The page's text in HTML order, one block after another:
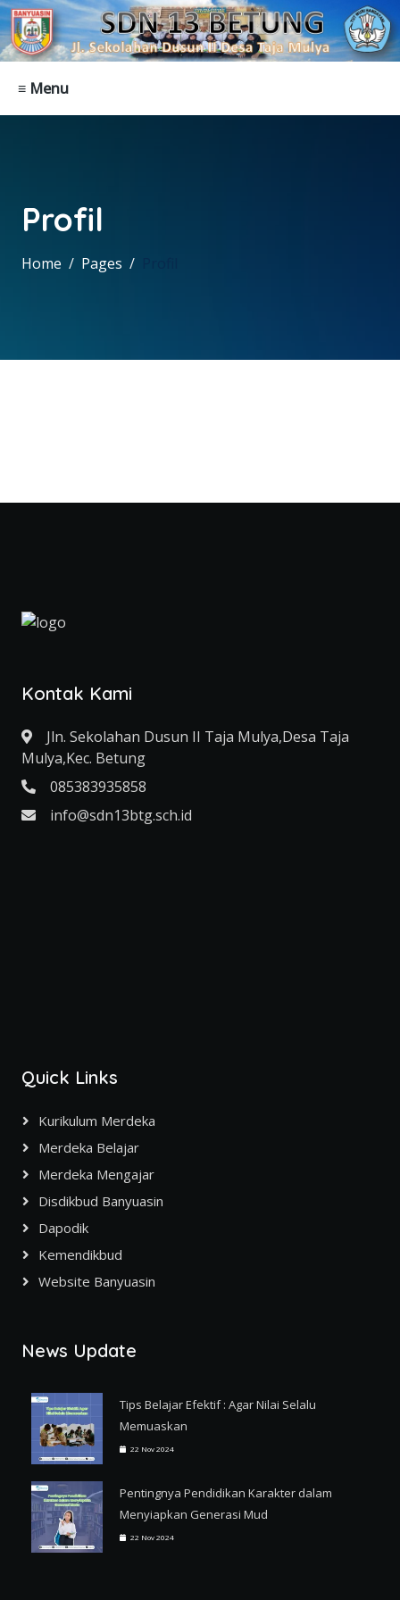
≡ Menu
Profil
Home Pages
Kontak Kami
Jln. Sekolahan Dusun II Taja Mulya,Desa Taja
Mulya,Kec. Betung
085383935858
info@sdn13btg.sch.id
Quick Links
Kurikulum Merdeka
Merdeka Belajar
Merdeka Mengajar
Disdikbud Banyuasin
Dapodik
Kemendikbud
Website Banyuasin
News Update
Tips Belajar Efektif : Agar Nilai Selalu
Memuaskan
22 Nov 2024
Pentingnya Pendidikan Karakter dalam
Menyiapkan Generasi Mud
22 Nov 2024